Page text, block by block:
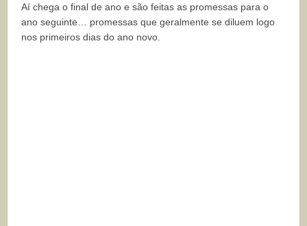
Aí chega o final de ano e são feitas as promessas para o
ano seguinte… promessas que geralmente se diluem logo
nos primeiros dias do ano novo.